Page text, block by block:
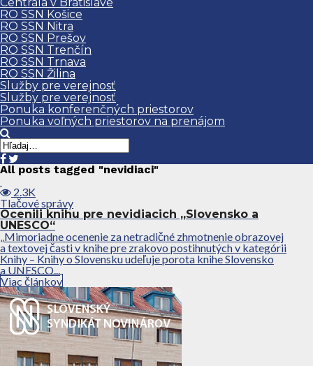
RO SSN Košice
RO SSN Nitra
RO SSN Prešov
RO SSN Trenčín
RO SSN Trnava
RO SSN Žilina
Služby pre verejnosť
Služby pre verejnosť
Ponuka konferenčných priestorov
Ponuka voľných priestorov na prenájom
All posts tagged "nevidiaci"
2.3K
Tlačové správy
Ocenili knihu pre nevidiacich „Slovensko a
UNESCO“
„Mimoriadne ocenenie za netradičné zhmotnenie obrazovej
a textovej časti v knihe pre zrakovo postihnutých v kategórii
Knihy – Knihy o Slovensku udeľuje porota knihe Slovensko
a UNESCO...
Viac článkov